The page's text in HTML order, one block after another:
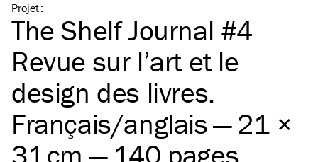
Projet:
The Shelf Journal #4
Revue sur l’art et le
design des livres.
Français/​anglais — 21 ×
31 cm — 140 pages